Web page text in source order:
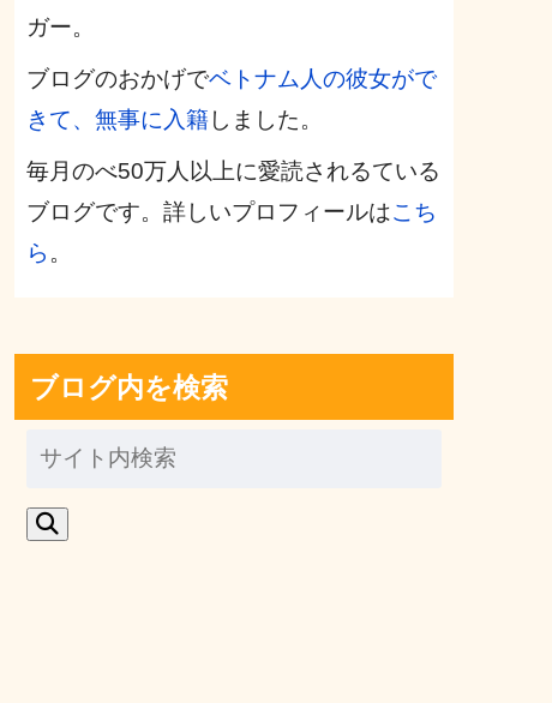
ガー。
ブログのおかげでベトナム人の彼女がで
きて、無事に入籍 しました。
毎月のべ50万人以上に愛読されるている
ブログです。詳しいプロフィールはこち
ら 。
ブログ内を検索